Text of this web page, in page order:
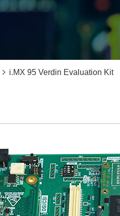
i.MX 95 Verdin Evaluation Kit